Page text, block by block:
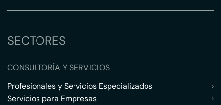
SECTORES
CONSULTORÍA Y SERVICIOS
Profesionales y Servicios Especializados
›
Servicios para Empresas
›